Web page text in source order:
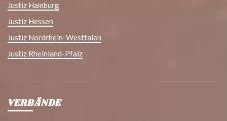
Justiz Hamburg
Justiz Hessen
Justiz Nordrhein-Westfalen
Justiz Rheinland-Pfalz
VERBÄNDE